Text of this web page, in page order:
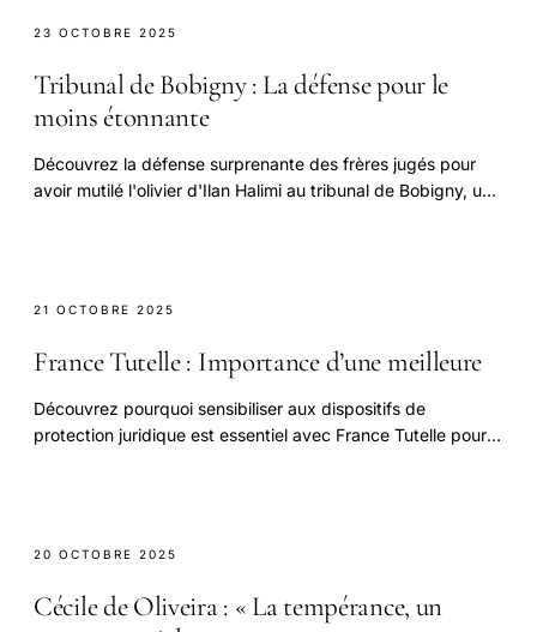
23 OCTOBRE 2025
Tribunal de Bobigny : La défense pour le
moins étonnante
Découvrez la défense surprenante des frères jugés pour
avoir mutilé l'olivier d'Ilan Halimi au tribunal de Bobigny, une
21 OCTOBRE 2025
France Tutelle : Importance d’une meilleure
Découvrez pourquoi sensibiliser aux dispositifs de
protection juridique est essentiel avec France Tutelle pour
20 OCTOBRE 2025
Cécile de Oliveira : « La tempérance, un